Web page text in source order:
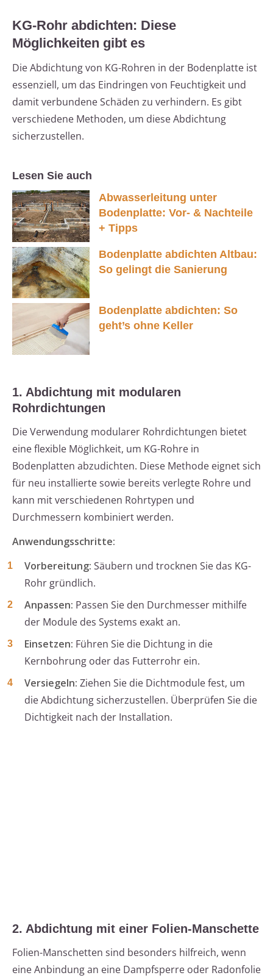
KG-Rohr abdichten: Diese
Möglichkeiten gibt es
Die Abdichtung von KG-Rohren in der Bodenplatte ist
essenziell, um das Eindringen von Feuchtigkeit und
damit verbundene Schäden zu verhindern. Es gibt
verschiedene Methoden, um diese Abdichtung
sicherzustellen.
Lesen Sie auch
Abwasserleitung unter
Bodenplatte: Vor- & Nachteile
+ Tipps
Bodenplatte abdichten Altbau:
So gelingt die Sanierung
Bodenplatte abdichten: So
geht’s ohne Keller
1. Abdichtung mit modularen
Rohrdichtungen
Die Verwendung modularer Rohrdichtungen bietet
eine flexible Möglichkeit, um KG-Rohre in
Bodenplatten abzudichten. Diese Methode eignet sich
für neu installierte sowie bereits verlegte Rohre und
kann mit verschiedenen Rohrtypen und
Durchmessern kombiniert werden.
Anwendungsschritte:
Vorbereitung: Säubern und trocknen Sie das KG-
Rohr gründlich.
Anpassen: Passen Sie den Durchmesser mithilfe
der Module des Systems exakt an.
Einsetzen: Führen Sie die Dichtung in die
Kernbohrung oder das Futterrohr ein.
Versiegeln: Ziehen Sie die Dichtmodule fest, um
die Abdichtung sicherzustellen. Überprüfen Sie die
Dichtigkeit nach der Installation.
2. Abdichtung mit einer Folien-Manschette
Folien-Manschetten sind besonders hilfreich, wenn
eine Anbindung an eine Dampfsperre oder Radonfolie